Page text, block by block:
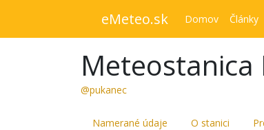
eMeteo.sk Domov Články
Meteostanica
@pukanec
Namerané údaje O stanici